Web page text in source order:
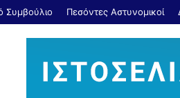
Συμβούλιο Πεσόντες Αστυνομικοί